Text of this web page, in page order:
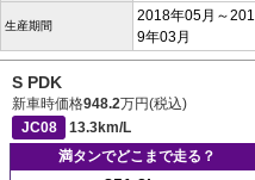
生産期間
2018年05月～201
9年03月
S PDK
新車時価格948.2万円(税込)
JC08
13.3km/L
満タンでどこまで走る？